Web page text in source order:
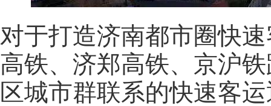
对于打造济南都市圈快
高铁、济郑高铁、京沪
区城市群联系的快速客